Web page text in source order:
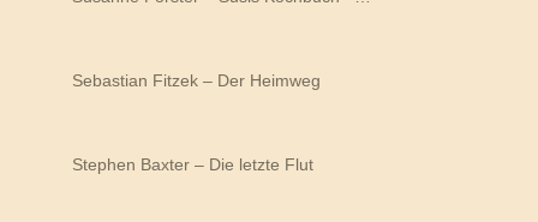
Sebastian Fitzek – Der Heimweg
Stephen Baxter – Die letzte Flut